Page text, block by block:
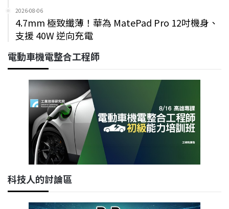
2026-08-06
4.7mm 極致纖薄！華為 MatePad Pro 12吋機身、
支援 40W 逆向充電
電動車機電整合工程師
科技人的討論區